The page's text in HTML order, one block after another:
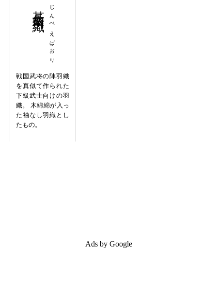
じんべえばおり
戦国武将の陣羽織
を真似て作られた
下級武士向けの羽
織。 木綿綿が入っ
た袖なし羽織とし
たもの。
Ads by Google